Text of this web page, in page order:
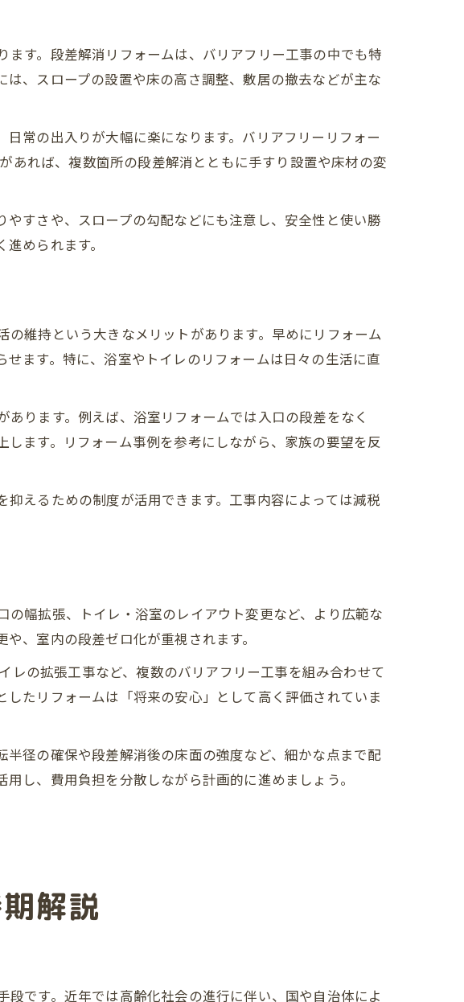
方
フォーム術
準備ポイント
注意点
事例
す。段差解消リフォームは、バリアフリー工事の中でも特
、スロープの設置や床の高さ調整、敷居の撤去などが主な
常の出入りが大幅に楽になります。バリアフリーリフォー
あれば、複数箇所の段差解消とともに手すり設置や床材の変
すさや、スロープの勾配などにも注意し、安全性と使い勝
められます。
維持という大きなメリットがあります。早めにリフォーム
ます。特に、浴室やトイレのリフォームは日々の生活に直
ります。例えば、浴室リフォームでは入口の段差をなく
ます。リフォーム事例を参考にしながら、家族の要望を反
えるための制度が活用できます。工事内容によっては減税
幅拡張、トイレ・浴室のレイアウト変更など、より広範な
、室内の段差ゼロ化が重視されます。
レの拡張工事など、複数のバリアフリー工事を組み合わせて
たリフォームは「将来の安心」として高く評価されていま
径の確保や段差解消後の床面の強度など、細かな点まで配
し、費用負担を分散しながら計画的に進めましょう。
解説
です。近年では高齢化社会の進行に伴い、国や自治体によ